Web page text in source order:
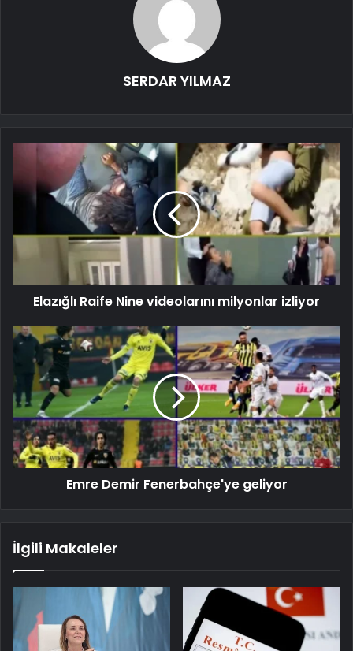
SERDAR YILMAZ
Elazığlı Raife Nine videolarını milyonlar izliyor
Emre Demir Fenerbahçe'ye geliyor
İlgili Makaleler